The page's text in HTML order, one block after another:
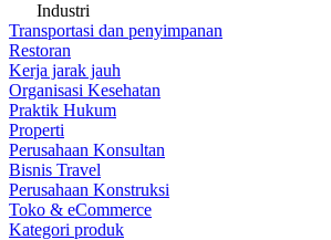
Industri
Transportasi dan penyimpanan
Restoran
Kerja jarak jauh
Organisasi Kesehatan
Praktik Hukum
Properti
Perusahaan Konsultan
Bisnis Travel
Perusahaan Konstruksi
Toko & eCommerce
Kategori produk